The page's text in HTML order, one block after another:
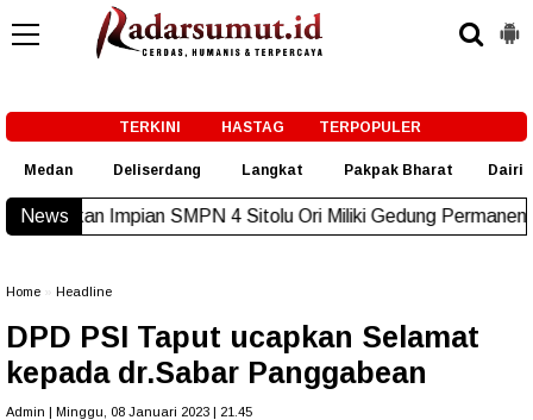
TERKINI HASTAG TERPOPULER
Medan Deliserdang Langkat Pakpak Bharat Dairi
NewsImpian SMPN 4 Sitolu Ori Miliki Gedung Permanen New!
Home Headline
DPD PSI Taput ucapkan Selamat
kepada dr.Sabar Panggabean
Admin | Minggu, 08 Januari 2023 | 21.45